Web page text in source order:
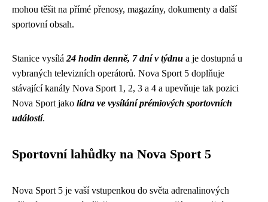
mohou těšit na přímé přenosy, magazíny, dokumenty a další
sportovní obsah.
Stanice vysílá 24 hodin denně, 7 dní v týdnu a je dostupná u
vybraných televizních operátorů. Nova Sport 5 doplňuje
stávající kanály Nova Sport 1, 2, 3 a 4 a upevňuje tak pozici
Nova Sport jako lídra ve vysílání prémiových sportovních
událostí.
Sportovní lahůdky na Nova Sport 5
Nova Sport 5 je vaší vstupenkou do světa adrenalinových